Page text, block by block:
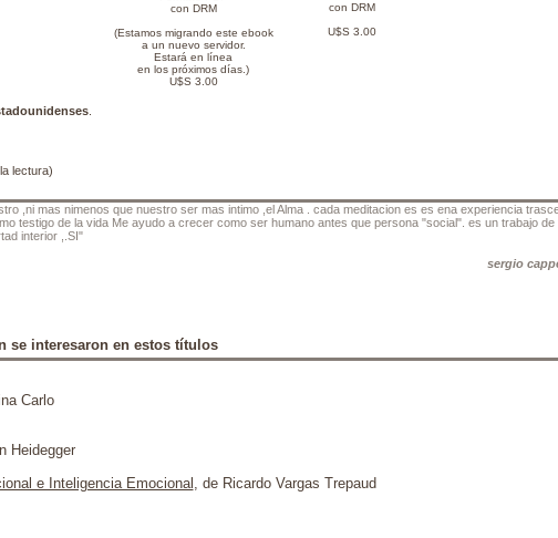
con DRM
(Estamos migrando este ebook
a un nuevo servidor.
Estará en línea
en los próximos días.)
U$S 3.00
con DRM
U$S 3.00
.
lectura)
,ni mas nimenos que nuestro ser mas intimo ,el Alma . cada meditacion es es ena experiencia
testigo de la vida Me ayudo a crecer como ser humano antes que persona "social". es un trabajo de
interior ,.SI"
sergio
se interesaron en estos títulos
Carlo
Heidegger
e Inteligencia Emocional , de Ricardo Vargas Trepaud